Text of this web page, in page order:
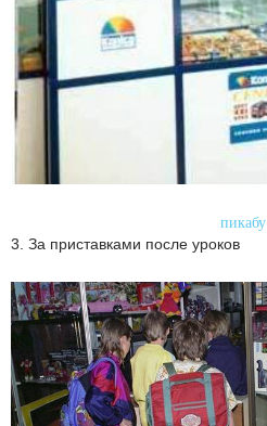
пикабу
3. За приставками после уроков